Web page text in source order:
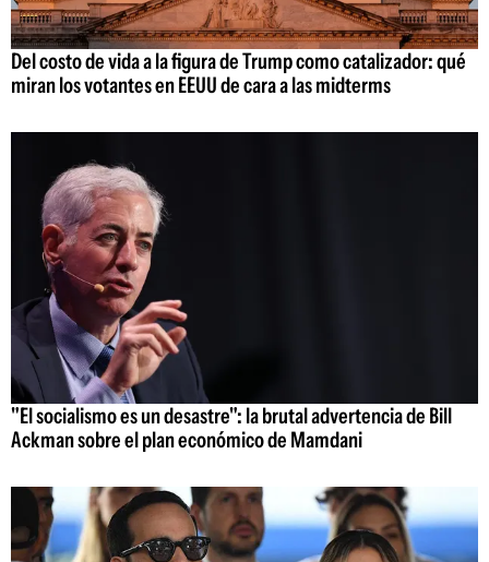
Del costo de vida a la figura de Trump como catalizador: qué
miran los votantes en EEUU de cara a las midterms
"El socialismo es un desastre": la brutal advertencia de Bill
Ackman sobre el plan económico de Mamdani